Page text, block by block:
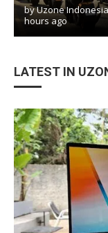
byUzone Indonesia
hours ago
LATEST IN